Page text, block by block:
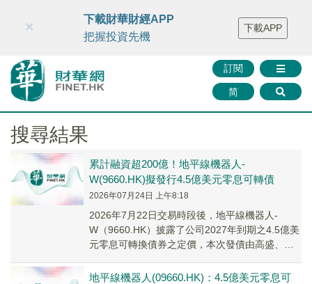
財華智庫網 FINTV FINMETA 財華證券 媒體矩陣
智庫沙龍
聯絡我們
訂閱
简
×
下載財華財經APP
把握投資先機
下載APP
搜尋結果
累計融資超200億！地平線機器人-
W(9660.HK)擬發行4.5億美元零息可轉債
2026年07月24日 上午8:18
2026年7月22日交易時段後，地平線機器人-
W（9660.HK）披露了公司2027年到期之4.5億美
元零息可轉換債券之定價，本次發債由高盛、摩
地平線機器人(09660.HK)：4.5億美元零息可